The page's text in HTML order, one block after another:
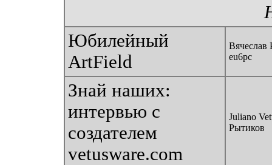
Юбилейный
ArtField
Вячеслав
eu6pc
Знай наших:
интервью с
создателем
vetusware.com
Juliano
Рытиков